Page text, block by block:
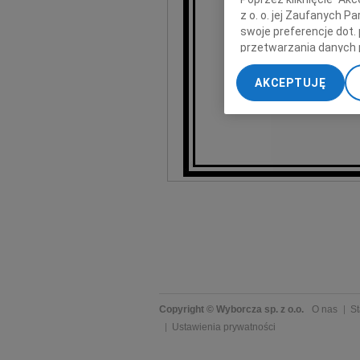
żona naszego
Copyright © Wyborcza sp. z o.o. O nas
Ustawienia prywatności
z o. o. jej Zaufanych
swoje preferencje dot.
przetwarzania danych
„Ustawienia
My, nasi Zaufani
dokładnych danych
Przechowywanie
AKCEPTUJĘ